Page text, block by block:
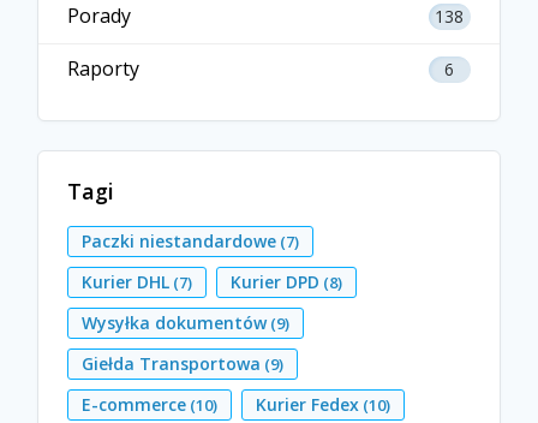
Porady 138
Raporty 6
Tagi
Paczki niestandardowe (7)
Kurier DHL (7) Kurier DPD (8)
Wysyłka dokumentów(9)
Giełda Transportowa (9)
E-commerce (10) Kurier Fedex (10)